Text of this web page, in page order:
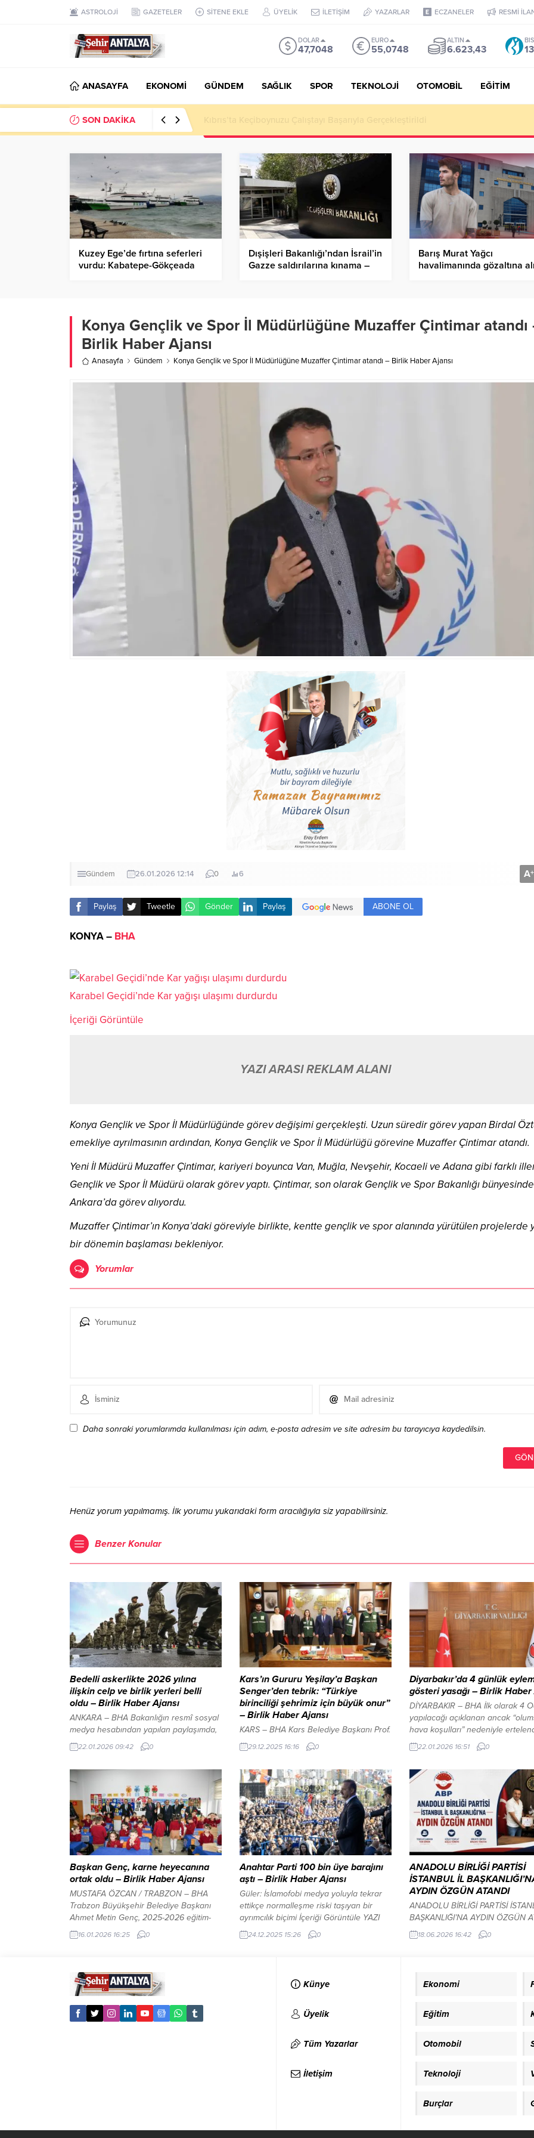
ASTROLOJİ GAZETELER SİTENE EKLE ÜYELİK İLETİŞİM YAZARLAR ECZANELER RESMİ
DOLAR
47,7048
EURO
55,0748
ALTIN
6.623,43
ANASAYFA EKONOMİ GÜNDEM SAĞLIK SPOR TEKNOLOJİ OTOMOBİL EĞİTİM
SON DAKİKA
Kuzey Ege’de fırtına seferleri
vurdu: Kabatepe-Gökçeada
Dışişleri Bakanlığı’ndan İsrail’in
Gazze saldırılarına kınama –
Barış Murat Yağcı
havalimanında gözaltına
Konya Gençlik ve Spor İl Müdürlüğüne Muzaffer Çintimar atandı
Birlik Haber Ajansı
Anasayfa Gündem Konya Gençlik ve Spor İl Müdürlüğüne Muzaffer Çintimar atandı – Birlik Haber Ajansı
Gündem 26.01.2026 12:14 0 6 A+
Paylaş Tweetle Gönder Paylaş ABONE OL
KONYA – BHA
Karabel Geçidi’nde Kar yağışı ulaşımı durdurdu
İçeriği Görüntüle
YAZI ARASI REKLAM ALANI
Konya Gençlik ve Spor İl Müdürlüğünde görev değişimi gerçekleşti. Uzun süredir görev yapan Birdal
emekliye ayrılmasının ardından, Konya Gençlik ve Spor İl Müdürlüğü görevine Muzaffer Çintimar atandı.
Yeni İl Müdürü Muzaffer Çintimar, kariyeri boyunca Van, Muğla, Nevşehir, Kocaeli ve Adana gibi farklı
Gençlik ve Spor İl Müdürü olarak görev yaptı. Çintimar, son olarak Gençlik ve Spor Bakanlığı bünyesinde
Ankara’da görev alıyordu.
Muzaffer Çintimar’ın Konya’daki göreviyle birlikte, kentte gençlik ve spor alanında yürütülen projelerde
bir dönemin başlaması bekleniyor.
Yorumlar
Daha sonraki yorumlarımda kullanılması için adım, e-posta adresim ve site adresim bu tarayıcıya kaydedilsin.
Henüz yorum yapılmamış. İlk yorumu yukarıdaki form aracılığıyla siz yapabilirsiniz.
Benzer Konular
Bedelli askerlikte 2026 yılına
ilişkin celp ve birlik yerleri belli
oldu – Birlik Haber Ajansı
ANKARA – BHA Bakanlığın resmî sosyal
medya hesabından yapılan paylaşımda,
bedelli askerlik hizmeti kapsamında
2026 yılında askere alınacak
tamamlandığı belirtilerek, sonuçların e-
Devlet kapısı, askerlik şubeleri ve MSB
Mobil Uygulaması üzerinden
öğrenilebileceği ifade edildi. YAZI ARASI
REKLAM ALANI
22.01.2026 09:42 0
Kars’ın Gururu Yeşilay’a Başkan
Senger’den tebrik: “Türkiye
birinciliği şehrimiz için büyük onur”
– Birlik Haber Ajansı
KARS – BHA ​Kars Belediye Başkanı Prof.
Dr. Ötüken Senger, bağımlılıkla mücadele
ve sosyal sorumluluk projelerinde
atan Yeşilay Kars Şubesi’ni ağırladı. 120
şube arasından sıyrılarak birincilik
koltuğuna oturan Yeşilay Kars Şube
Başkanı Gamze İlgar ve beraberindeki
heyet, yürütülen çalışmalar ve elde
edilen başarı hakkında...
29.12.2025 16:16 0
Diyarbakır’da 4 günlük
gösteri yasağı – Birlik Haber
DİYARBAKIR – BHA İlk olarak 4
yapılacağı açıklanan ancak
hava koşulları” nedeniyle
bildirilen “Öcalan’a özgürlük”
yeni tarihinin 25 Ocak 2026
ilçesindeki İstasyon Meydanı’nda
yapılmasının planlandığı
gelişmelerin ardından Diyarbakır
dikkat çeken bir karar aldı.
huzur ve güvenliğin...
22.01.2026 16:51 0
Başkan Genç, karne heyecanına
ortak oldu – Birlik Haber Ajansı
MUSTAFA ÖZCAN / TRABZON – BHA
Trabzon Büyükşehir Belediye Başkanı
Ahmet Metin Genç, 2025-2026 eğitim-
öğretim dönemi yarıyıl tatili dolayısıyla
Ortahisar ilçesinde bulunan Ahmet Saka
Valisi Tahir Şahin, İl Milli Eğitim Müdürü
Hasan Uygun, Ortahisar İlçe Milli Eğitim
16.01.2026 16:25 0
Anahtar Parti 100 bin üye barajını
aştı – Birlik Haber Ajansı
Güler: İslamofobi medya yoluyla tekrar
ettikçe normalleşme riski taşıyan bir
ayrımcılık biçimi İçeriği Görüntüle YAZI
ARASI REKLAM ALANI ANKARA – BHA
Kurulduğu günden bu yana Türkiye
yaklaşan Anahtar Parti, anketlerde artan
oy oranını üye sayısına da yansıtarak
100 bin barajını aşarak örgütlenme
gücünü ortaya koydu. Toplumun...
24.12.2025 15:26 0
ANADOLU BİRLİĞİ PARTİSİ
İSTANBUL İL
AYDIN ÖZGÜN ATANDI
ANADOLU BİRLİĞİ PARTİSİ
BAŞKANLIĞI’NA AYDIN ÖZGÜN
Anadolu Birliği Partisi’nde
çalışmaları kapsamında önemli bir
Birliği Partisi İstanbul İl Başkanı
Partisi Teşkilat Başkan Yardımcısı
18.06.2026 16:42 0
Künye
Üyelik
Tüm Yazarlar
İletişim
Ekonomi
Eğitim
Otomobil
Teknoloji
Burçlar